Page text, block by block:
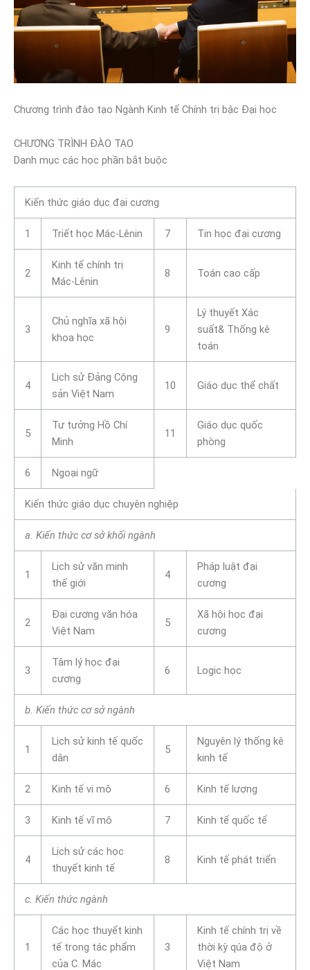
Chương trình đào tạo Ngành Kinh tế Chính trị bậc Đại học
CHƯƠNG TRÌNH ĐÀO TẠO
Danh mục các học phần bắt buộc
Kiến thức giáo dục đại cương
1 Triết học Mác-Lênin 7 Tin học đại cương
2
Kinh tế chính trị
Mác-Lênin
8 Toán cao cấp
3
Chủ nghĩa xã hội
khoa học
9
Lý thuyết Xác
suất& Thống kê
toán
4
Lịch sử Đảng Cộng
sản Việt Nam
10 Giáo dục thể chất
5
Tư tưởng Hồ Chí
Minh
11
Giáo dục quốc
phòng
6 Ngoại ngữ
Kiến thức giáo dục chuyên nghiệp
a. Kiến thức cơ sở khối ngành
1
Lịch sử văn minh
thế giới
4
Pháp luật đại
cương
2
Đại cương văn hóa
Việt Nam
5
Xã hội học đại
cương
3
Tâm lý học đại
cương
6 Logic học
b. Kiến thức cơ sở ngành
1
Lịch sử kinh tế quốc
dân
5
Nguyên lý thống kê
kinh tế
2 Kinh tế vi mô 6 Kinh tế lượng
3 Kinh tế vĩ mô 7 Kinh tế quốc tế
4
Lịch sử các học
thuyết kinh tế
8 Kinh tế phát triển
c. Kiến thức ngành
1
Các học thuyết kinh
tế trong tác phẩm
của C. Mác
3
Kinh tế chính trị về
thời kỳ qúa độ ở
Việt Nam